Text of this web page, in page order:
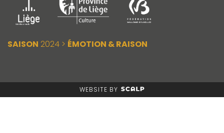
SAISON 2024 > ÉMOTION & RAISON
WEBSITE BY